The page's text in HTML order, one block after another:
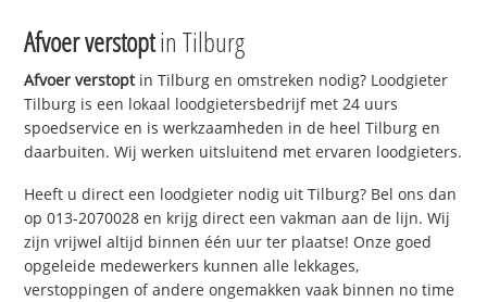
Afvoer verstoptin Tilburg
Afvoer verstoptin Tilburg en omstreken nodig? Loodgieter
Tilburg is een lokaal loodgietersbedrijf met 24 uurs
spoedservice en is werkzaamheden in de heel Tilburg en
daarbuiten. Wij werken uitsluitend met ervaren loodgieters.
Heeft u direct een loodgieter nodig uit Tilburg? Bel ons dan
op 013-2070028 en krijg direct een vakman aan de lijn. Wij
zijn vrijwel altijd binnen één uur ter plaatse! Onze goed
opgeleide medewerkers kunnen alle lekkages,
verstoppingen of andere ongemakken vaak binnen no time